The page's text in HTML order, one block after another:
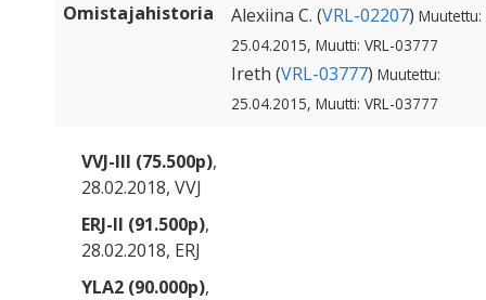
Omistajahistoria
Alexiina C. (VRL-02207) Muutettu:
25.04.2015, Muutti: VRL-03777
Ireth (VRL-03777) Muutettu:
25.04.2015, Muutti: VRL-03777
VVJ-III (75.500p),
28.02.2018, VVJ
ERJ-II (91.500p),
28.02.2018, ERJ
YLA2 (90.000p),